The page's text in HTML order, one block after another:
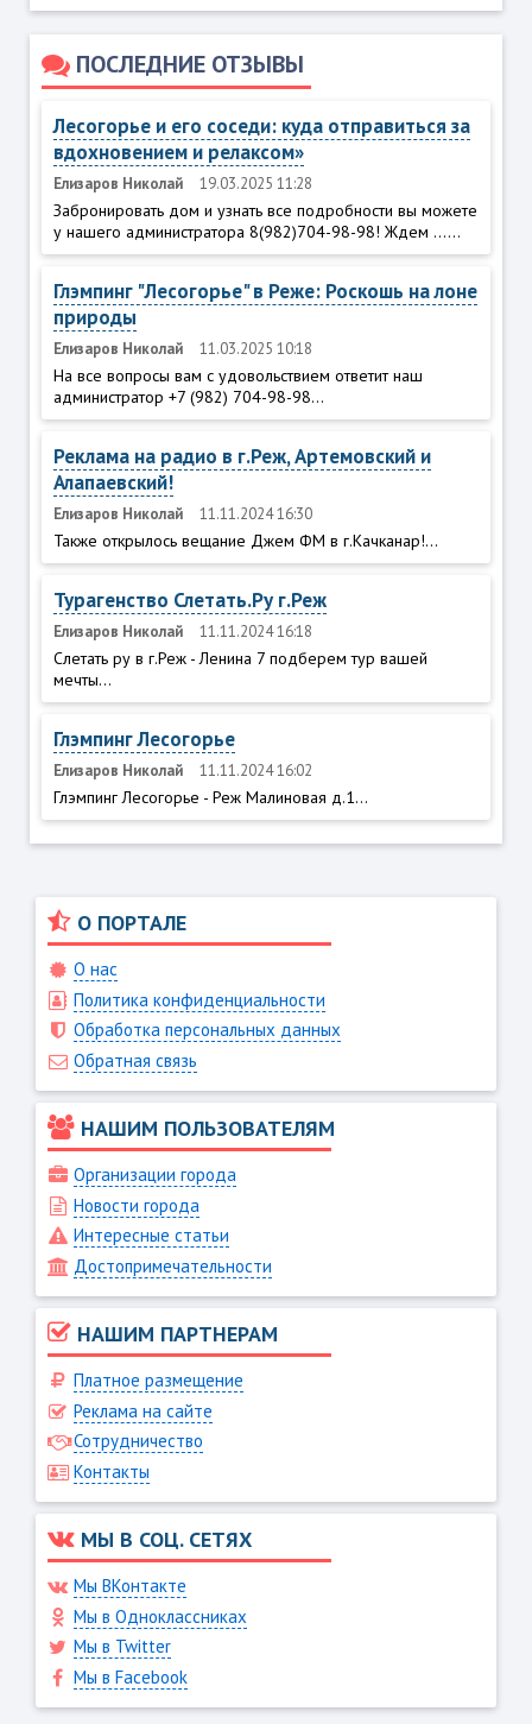
ПОСЛЕДНИЕ ОТЗЫВЫ
Лесогорье и его соседи: куда отправиться за
вдохновением и релаксом»
Елизаров Николай 19.03.2025 11:28
Забронировать дом и узнать все подробности вы можете
у нашего администратора 8(982)704-98-98! Ждем ......
Глэмпинг "Лесогорье" в Реже: Роскошь на лоне
природы
Елизаров Николай 11.03.2025 10:18
На все вопросы вам с удовольствием ответит наш
администратор +7 (982) 704-98-98...
Реклама на радио в г.Реж, Артемовский и
Алапаевский!
Елизаров Николай 11.11.2024 16:30
Также открылось вещание Джем ФМ в г.Качканар!...
Турагенство Слетать.Ру г.Реж
Елизаров Николай 11.11.2024 16:18
Слетать ру в г.Реж - Ленина 7 подберем тур вашей
мечты...
Глэмпинг Лесогорье
Елизаров Николай 11.11.2024 16:02
Глэмпинг Лесогорье - Реж Малиновая д.1...
О ПОРТАЛЕ
О нас
Политика конфиденциальности
Обработка персональных данных
Обратная связь
НАШИМ ПОЛЬЗОВАТЕЛЯМ
Организации города
Новости города
Интересные статьи
Достопримечательности
НАШИМ ПАРТНЕРАМ
Платное размещение
Реклама на сайте
Сотрудничество
Контакты
МЫ В СОЦ. СЕТЯХ
Мы ВКонтакте
Мы в Одноклассниках
Мы в Twitter
Мы в Facebook